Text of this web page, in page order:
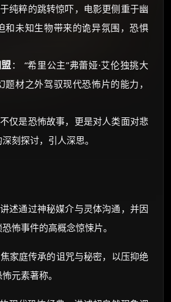
纯粹的跳转惊吓，电影更侧重于幽
和未知生物带来的诡异氛围，恐惧
： “希里公主”弗蕾娅·艾伦独挑大
材之外驾驭现代恐怖片的能力，
仅是恐怖故事，更是对人类面对悲
刻探讨，引人深思。
述通过神秘媒介与灵体沟通，并因
怖事件的高概念惊悚片。
家庭传承的诅咒与秘密，以压抑绝
元素著称。